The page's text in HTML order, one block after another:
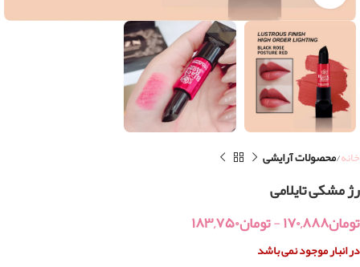
خانه محصولات آرایشی
رژ مشکی تایلامی
تومان۱۷۰,۸۸۸-تومان۱۸۳,۷۵۰
در انبار موجود نمی باشد